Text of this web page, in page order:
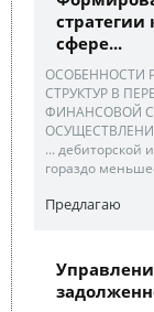
стратегии
сфере...
ОСОБЕННОСТИ
СТРУКТУР В
ФИНАНСОВОЙ
... дебиторской
гораздо
Предлагаю